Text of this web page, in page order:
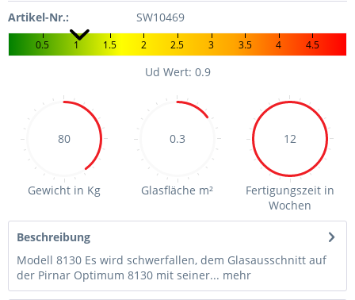
Artikel-Nr.: SW10469
0.5 1 1.5 2 2.5 3 3.5 4 4.5
Ud Wert: 0.9
80
Gewicht in Kg
0.3
Glasfläche m²
12
Fertigungszeit in
Wochen
Beschreibung
Modell 8130 Es wird schwerfallen, dem Glasausschnitt auf
der Pirnar Optimum 8130 mit seiner... mehr